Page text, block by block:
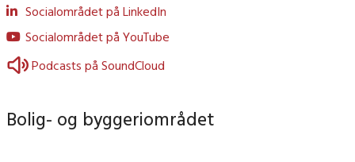
Socialområdet på LinkedIn
Socialområdet på YouTube
Podcasts på SoundCloud
Bolig- og byggeriområdet